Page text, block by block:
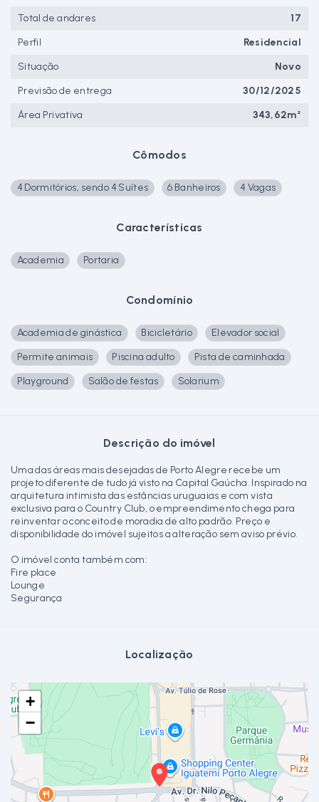
Cômodos
4 Dormitórios, sendo 4 Suítes 6 Banheiros 4 Vagas
Características
Academia Portaria
Condomínio
Academia de ginástica Bicicletário
Elevador social
Permite animais
Piscina adulto
Pista de caminhada
Playground
Salão de festas Solarium
Descrição do imóvel
Uma das áreas mais desejadas de Porto Alegre recebe um
projeto diferente de tudo já visto na Capital Gaúcha. Inspirado na
arquitetura intimista das estâncias uruguaias e com vista
exclusiva para o Country Club, o empreendimento chega para
reinventar o conceito de moradia de alto padrão. Preço e
disponibilidade do imóvel sujeitos a alteração sem aviso prévio.
O imóvel conta também com:
Fire place
Lounge
Segurança
Localização
+
−
Total de andares
17
Perfil
Residencial
Situação
Novo
Previsão de entrega
30/12/2025
Área Privativa
343,62m²